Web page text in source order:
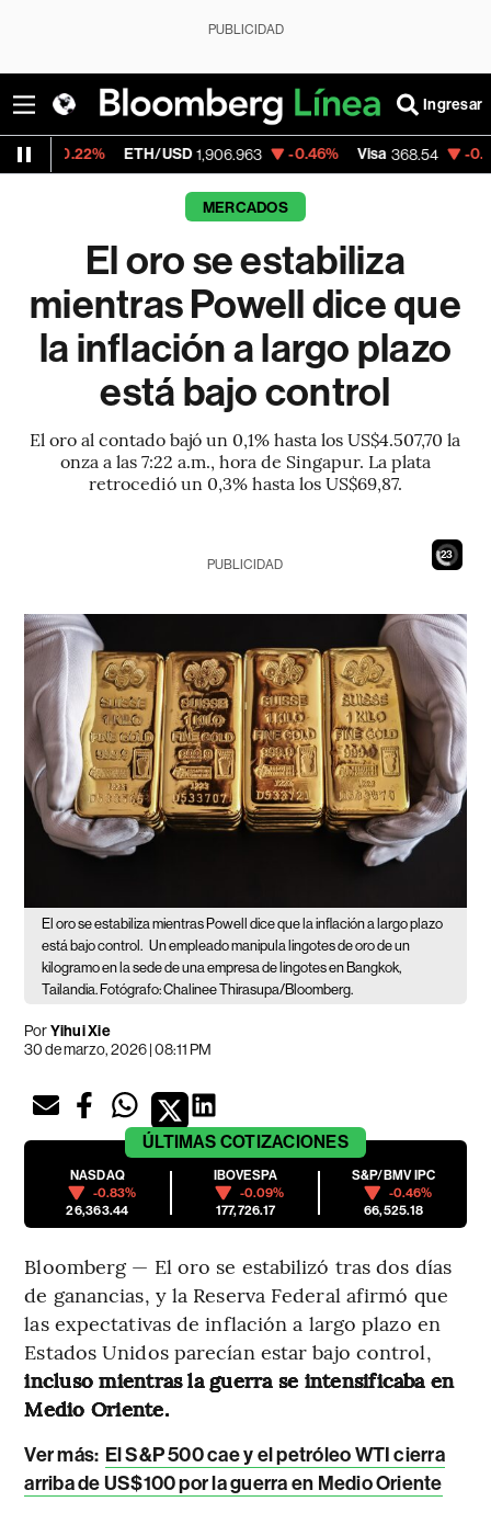
PUBLICIDAD
Ingresar
ETH/USD 1,906.963 -0.46% Visa 368.54 -0.28%
MERCADOS
El oro se estabiliza
mientras Powell dice que
la inflación a largo plazo
está bajo control
El oro al contado bajó un 0,1% hasta los US$4.507,70 la
onza a las 7:22 a.m., hora de Singapur. La plata
retrocedió un 0,3% hasta los US$69,87.
21
PUBLICIDAD
El oro se estabiliza mientras Powell dice que la inflación a largo plazo
está bajo control. Un empleado manipula lingotes de oro de un
kilogramo en la sede de una empresa de lingotes en Bangkok,
Tailandia. Fotógrafo: Chalinee Thirasupa/Bloomberg.
PorYihui Xie
30 de marzo, 2026 | 08:11 PM
ÚLTIMAS COTIZACIONES
NASDAQ
-0.83%
26,363.44
IBOVESPA
-0.09%
177,726.17
S&P/BMV IPC
-0.46%
66,525.18
Bloomberg — El oro se estabilizó tras dos días
de ganancias, y la Reserva Federal afirmó que
las expectativas de inflación a largo plazo en
Estados Unidos parecían estar bajo control,
incluso mientras la guerra se intensificaba en
Medio Oriente.
Ver más: El S&P 500 cae y el petróleo WTI cierra
arriba de US$100 por la guerra en Medio Oriente